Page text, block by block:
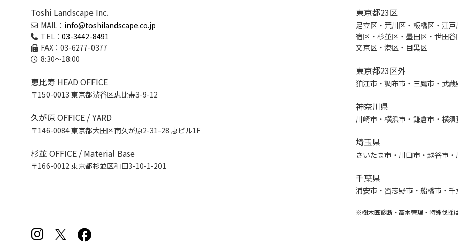
Toshi Landscape Inc.
MAIL： info@toshilandscape.co.jp
TEL： 03-3442-8491
FAX：03-6277-0377
8:30～18:00
恵比寿 HEAD OFFICE
〒150-0013 東京都渋谷区恵比寿3-9-12
久が原 OFFICE / YARD
〒146-0084 東京都大田区南久が原2-31-28 恵ビル1F
杉並 OFFICE / Material Base
〒166-0012 東京都杉並区和田3-10-1-201
東京都23区
足立区・荒川区・板橋区・江
宿区・杉並区・墨田区・世田
文京区・港区・目黒区
東京都23区外
狛江市・調布市・三鷹市・武
神奈川県
川崎市・横浜市・鎌倉市・横
埼玉県
さいたま市・川口市・越谷市
千葉県
浦安市・習志野市・船橋市・
※樹木医診断・高木管理・特殊伐採